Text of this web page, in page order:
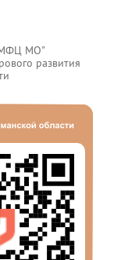
МО"
развития